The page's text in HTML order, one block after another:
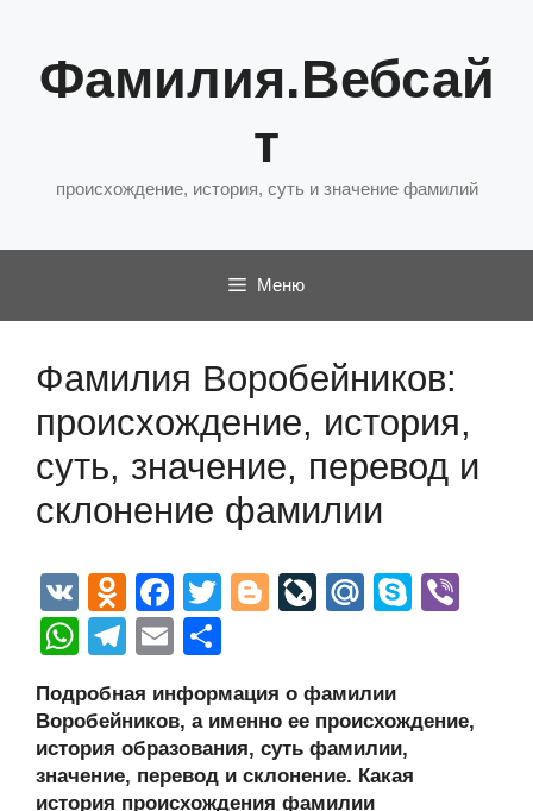
содержимому
Фамилия.Вебсай
т
происхождение, история, суть и значение фамилий
Меню
Фамилия Воробейников:
происхождение, история,
суть, значение, перевод и
склонение фамилии
V
K
O
d
n
o
kl
a
F
a
c
e
b
o
T
er
Bl
g
er
Li
J
o
ur
M
u
S
e
W
at
s
A
T
e
gr
a
E
ail р
а
в
Подробная информация о фамилии
Воробейников, а именно ее происхождение,
история образования, суть фамилии,
значение, перевод и склонение. Какая
история происхождения фамилии